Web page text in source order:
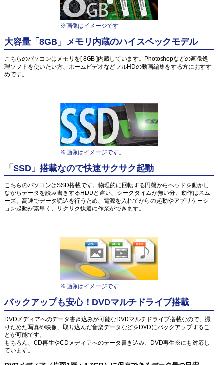
※画像はイメージです
大容量「8GB」メモリ内蔵のハイスペックモデル
こちらのパソコンはメモリを[ 8GB ]内蔵しています。Photoshopなどの画像処
理ソフトを使いたい方、ホームビデオなどフルHDの動画編集をする方におすす
めです。
※画像はイメージです。
「SSD」搭載なので快速サクサク起動
こちらのパソコンはSSD搭載です。物理的に回転する円盤からヘッドを動かし
ながらデータを読み書きするHDDと違い、シークタイムが無い分、動作はスム
ーズ。高速でデータ読込を行うため、電源を入れてからの起動やアプリケーシ
ョン起動が素早く、サクサク快適に作業ができます。
※画像はイメージです
バックアップも安心！DVDマルチドライブ搭載
DVDメディアへのデータ書き込みが可能なDVDマルチドライブ搭載なので、撮
りためた写真や映像、取り込んだ音楽データなどをDVDにバックアップするこ
とが可能です。
もちろん、CD再生やCDメディアへのデータ書き込み、DVD再生※にも対応し
ています。